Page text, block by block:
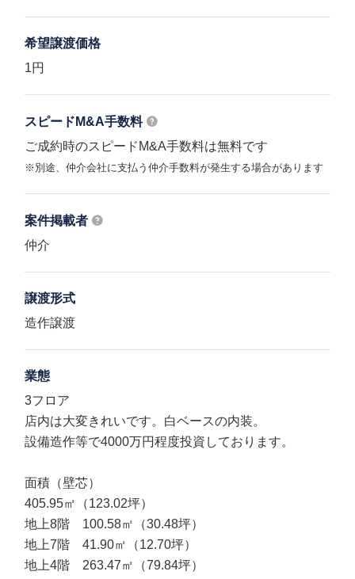
希望譲渡価格
1円
スピードM&A手数料
ご成約時のスピードM&A手数料は無料です
※別途、仲介会社に支払う仲介手数料が発生する場合があります
案件掲載者
仲介
譲渡形式
造作譲渡
業態
3フロア
店内は大変きれいです。白ベースの内装。
設備造作等で4000万円程度投資しております。
面積（壁芯）
405.95㎡（123.02坪）
地上8階 100.58㎡（30.48坪）
地上7階 41.90㎡（12.70坪）
地上4階 263.47㎡（79.84坪）